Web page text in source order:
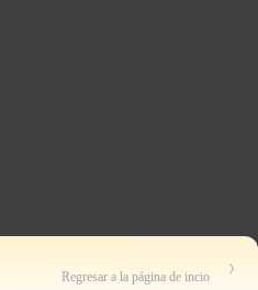
Regresar a la página de incio